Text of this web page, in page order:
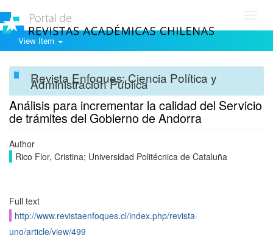
View Item
Revista Enfoques: Ciencia Política y
Administración Pública
Análisis para incrementar la calidad del Servicio
de trámites del Gobierno de Andorra
Author
Rico Flor, Cristina; Universidad Politécnica de Cataluña
Full text
http://www.revistaenfoques.cl/index.php/revista-
uno/article/view/499